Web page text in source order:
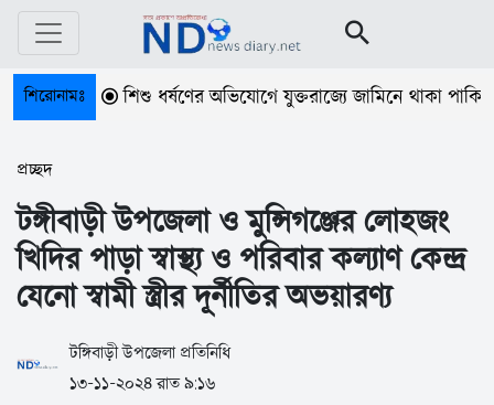
শিরোনামঃশিশু ধর্ষণের অভিযোগে যুক্তরাজ্যে জামিনে থাকা পাকিস্তানের
প্রচ্ছদ
টঙ্গীবাড়ী উপজেলা ও মুন্সিগঞ্জের লোহজং
খিদির পাড়া স্বাস্থ্য ও পরিবার কল্যাণ কেন্দ্র
যেনো স্বামী স্ত্রীর দূর্নীতির অভয়ারণ্য
টঙ্গিবাড়ী উপজেলা প্রতিনিধি
১৩-১১-২০২৪ রাত ৯:১৬